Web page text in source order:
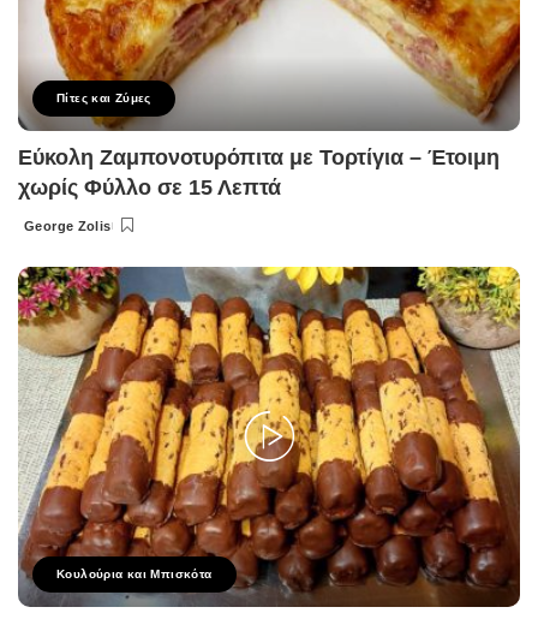
Πίτες και Ζύμες
Εύκολη Ζαμπονοτυρόπιτα με Τορτίγια – Έτοιμη
χωρίς Φύλλο σε 15 Λεπτά
Posted
George Zolis
Κουλούρια και Μπισκότα